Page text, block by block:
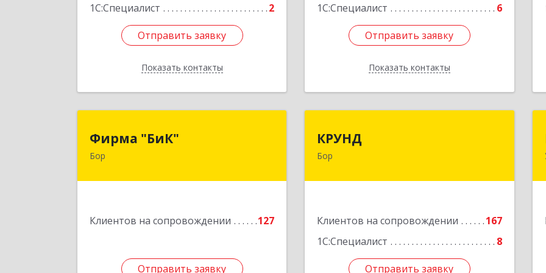
1С:Специалист
2
Отправить заявку
Показать контакты
Отправить заявку
Назад
1С:Специалист
6
Отправить заявку
Показать контакты
Отправить заявку
Назад
Фирма "БиК"
Бор
Клиентов на сопровождении 127
Отправить заявку
Отправить заявку
КРУНД
Бор
Клиентов на сопровождении
167
1С:Специалист
8
Отправить заявку
Отправить заявку